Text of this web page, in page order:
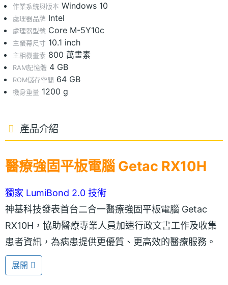
作業系統與版本 Windows 10
處理器品牌 Intel
處理器型號 Core M-5Y10c
主螢幕尺寸 10.1 inch
主相機畫素 800 萬畫素
RAM記憶體 4 GB
ROM儲存空間 64 GB
機身重量 1200 g
產品介紹
醫療強固平板電腦 Getac RX10H
獨家 LumiBond 2.0 技術
神基科技發表首台二合一醫療強固平板電腦 Getac
RX10H，協助醫療專業人員加速行政文書工作及收集
患者資訊，為病患提供更優質、更高效的醫療服務。
Getac RX10H 搭載 10.1 吋 TFT 觸控螢幕、
1,920 x 1,200pixels 螢幕解析度，在瀏覽病歷資料，
展開